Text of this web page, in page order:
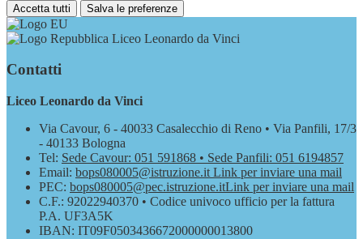
Accetta tutti Salva le preferenze
Liceo Leonardo da Vinci
Contatti
Liceo Leonardo da Vinci
Via Cavour, 6 - 40033 Casalecchio di Reno • Via Panfili, 17/3
- 40133 Bologna
Tel: Sede Cavour: 051 591868 • Sede Panfili: 051 6194857
Email: bops080005@istruzione.it Link per inviare una mail
PEC: bops080005@pec.istruzione.itLink per inviare una mail
C.F.: 92022940370 • Codice univoco ufficio per la fattura
P.A. UF3A5K
IBAN: IT09F0503436672000000013800